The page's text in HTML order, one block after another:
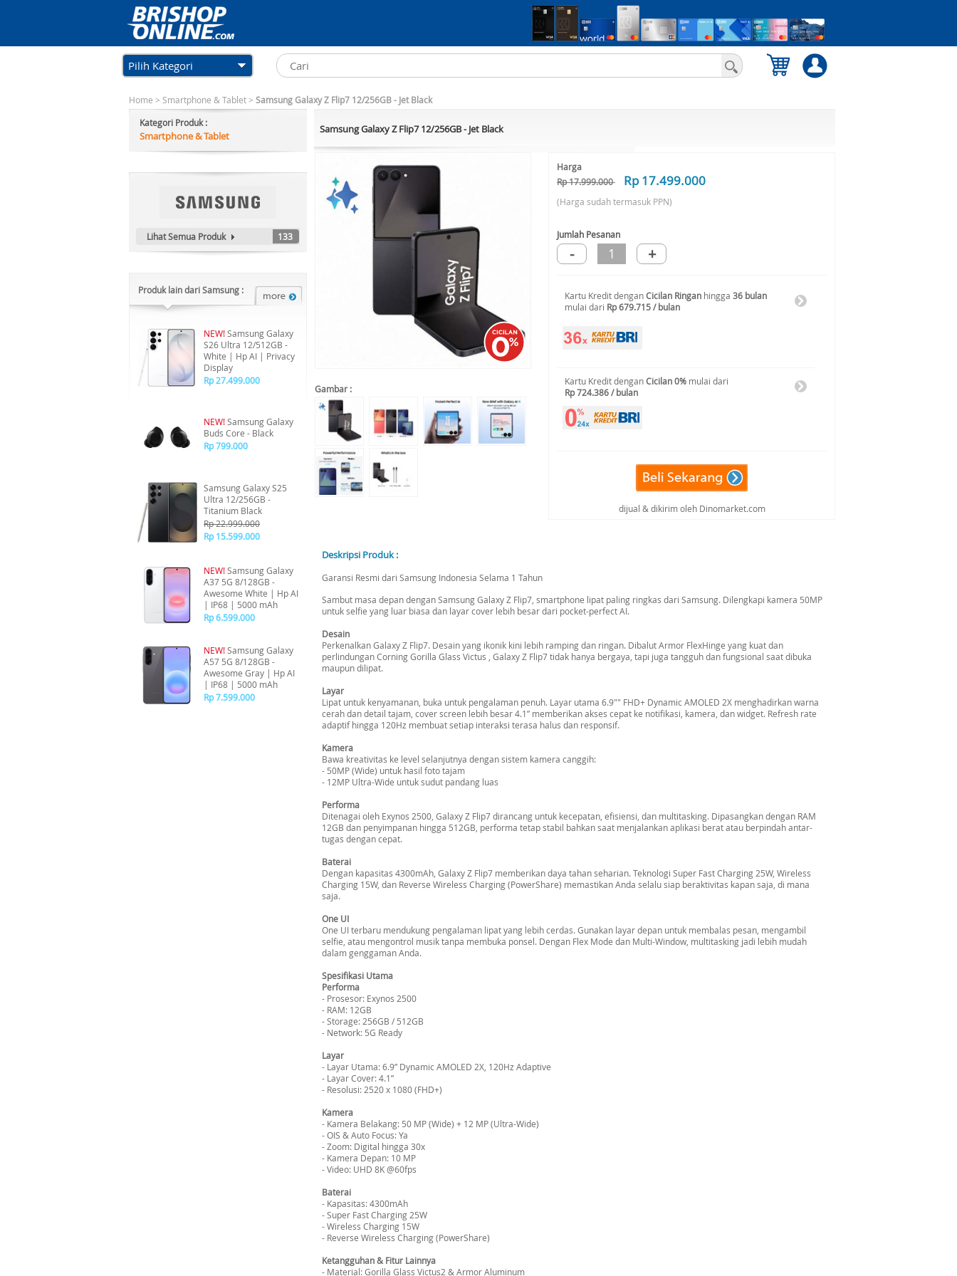
Pilih Kategori
Home > Smartphone & Tablet> Samsung Galaxy Z Flip7 12/256GB - Jet Black
Kategori Produk :
Smartphone & Tablet
Lihat Semua Produk 133
Produk lain dari Samsung :
NEW!Samsung Galaxy
S26 Ultra 12/512GB -
White | Hp AI | Privacy
Display
Rp 27.499.000
NEW!Samsung Galaxy
Buds Core - Black
Rp 799.000
Samsung Galaxy S25
Ultra 12/256GB -
Titanium Black
Rp 22.999.000
Rp 15.599.000
NEW!Samsung Galaxy
A37 5G 8/128GB -
Awesome White | Hp AI
| IP68 | 5000 mAh
Rp 6.599.000
NEW!Samsung Galaxy
A57 5G 8/128GB -
Awesome Gray | Hp AI
| IP68 | 5000 mAh
Rp 7.599.000
Samsung Galaxy Z Flip7 12/256GB - Jet Black
Gambar :
Harga
Rp 17.999.000
Rp 17.499.000
(Harga sudah termasuk PPN)
Jumlah Pesanan
- 1 +
Kartu Kredit denganCicilan Ringan hingga 36 bulan
mulai dari Rp 679.715 / bulan
Kartu Kredit denganCicilan 0% mulai dari
Rp 724.386 / bulan
dijual & dikirim oleh Dinomarket.com
Deskripsi Produk :
Garansi Resmi dari Samsung Indonesia Selama 1 Tahun
Sambut masa depan dengan Samsung Galaxy Z Flip7, smartphone lipat paling ringkas dari Samsung. Dilengkapi kamera 50MP
untuk selfie yang luar biasa dan layar cover lebih besar dari pocket-perfect AI.
Desain
Perkenalkan Galaxy Z Flip7. Desain yang ikonik kini lebih ramping dan ringan. Dibalut Armor FlexHinge yang kuat dan
perlindungan Corning Gorilla Glass Victus , Galaxy Z Flip7 tidak hanya bergaya, tapi juga tangguh dan fungsional saat dibuka
maupun dilipat.
Layar
Lipat untuk kenyamanan, buka untuk pengalaman penuh. Layar utama 6.9"" FHD+ Dynamic AMOLED 2X menghadirkan warna
cerah dan detail tajam, cover screen lebih besar 4.1” memberikan akses cepat ke notifikasi, kamera, dan widget. Refresh rate
adaptif hingga 120Hz membuat setiap interaksi terasa halus dan responsif.
Kamera
Bawa kreativitas ke level selanjutnya dengan sistem kamera canggih:
- 50MP (Wide) untuk hasil foto tajam
- 12MP Ultra-Wide untuk sudut pandang luas
Performa
Ditenagai oleh Exynos 2500, Galaxy Z Flip7 dirancang untuk kecepatan, efisiensi, dan multitasking. Dipasangkan dengan RAM
12GB dan penyimpanan hingga 512GB, performa tetap stabil bahkan saat menjalankan aplikasi berat atau berpindah antar-
tugas dengan cepat.
Baterai
Dengan kapasitas 4300mAh, Galaxy Z Flip7 memberikan daya tahan seharian. Teknologi Super Fast Charging 25W, Wireless
Charging 15W, dan Reverse Wireless Charging (PowerShare) memastikan Anda selalu siap beraktivitas kapan saja, di mana
saja.
One UI
One UI terbaru mendukung pengalaman lipat yang lebih cerdas. Gunakan layar depan untuk membalas pesan, mengambil
selfie, atau mengontrol musik tanpa membuka ponsel. Dengan Flex Mode dan Multi-Window, multitasking jadi lebih mudah
dalam genggaman Anda.
Spesifikasi Utama
Performa
- Prosesor: Exynos 2500
- RAM: 12GB
- Storage: 256GB / 512GB
- Network: 5G Ready
Layar
- Layar Utama: 6.9” Dynamic AMOLED 2X, 120Hz Adaptive
- Layar Cover: 4.1”
- Resolusi: 2520 x 1080 (FHD+)
Kamera
- Kamera Belakang: 50 MP (Wide) + 12 MP (Ultra-Wide)
- OIS & Auto Focus: Ya
- Zoom: Digital hingga 30x
- Kamera Depan: 10 MP
- Video: UHD 8K @60fps
Baterai
- Kapasitas: 4300mAh
- Super Fast Charging 25W
- Wireless Charging 15W
- Reverse Wireless Charging (PowerShare)
Ketangguhan & Fitur Lainnya
- Material: Gorilla Glass Victus2 & Armor Aluminum